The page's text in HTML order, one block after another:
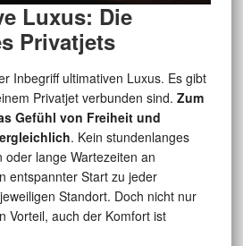
Luxus: Die
Privatjets
Inbegriff ultimativen Luxus. Es gibt
Privatjet verbunden sind. Zum
Gefühl von Freiheit und
. Kein stundenlanges
oder lange Wartezeiten an
entspannter Start zu jeder
Standort. Doch nicht nur
Vorteil, auch der Komfort ist